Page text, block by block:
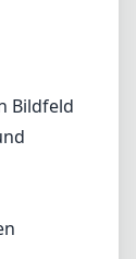
der